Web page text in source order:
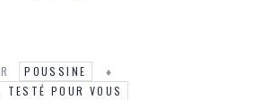
POUSSINE
TESTÉ POUR VOUS